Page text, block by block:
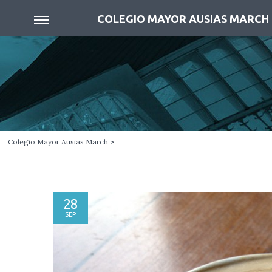
COLEGIO MAYOR AUSIAS MARCH
Colegio Mayor Ausias March >
28
SEP